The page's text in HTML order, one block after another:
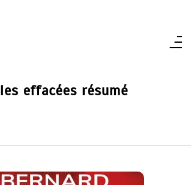
les effacées résumé